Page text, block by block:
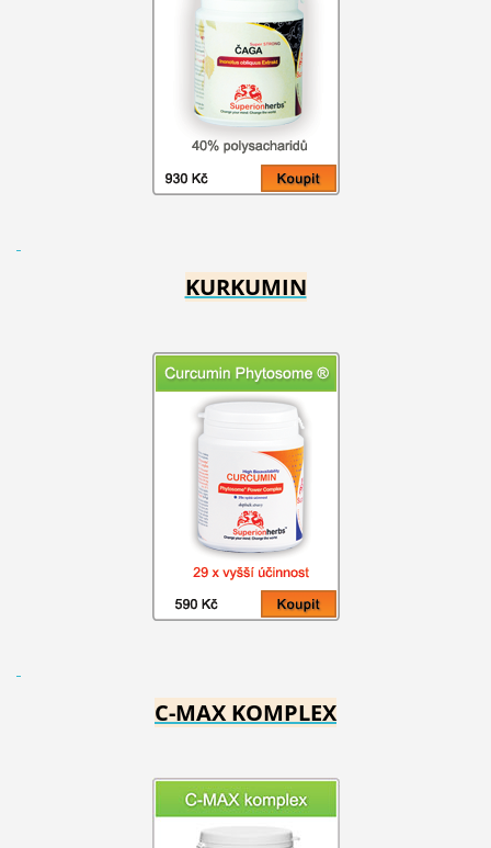
KURKUMIN
C-MAX KOMPLEX